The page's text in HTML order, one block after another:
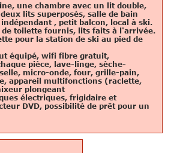
une chambre avec un lit double,
lits superposés, salle de bain
, petit balcon, local à ski.
de toilette fournis, lits faits à l'arrivée.
pour la station de ski au pied de
équipé, wifi fibre gratuit,
pièce, lave-linge, sèche-
micro-onde, four, grille-pain,
appareil multifonctions (raclette,
plongeant
électriques, frigidaire et
DVD, possibilité de prêt pour un